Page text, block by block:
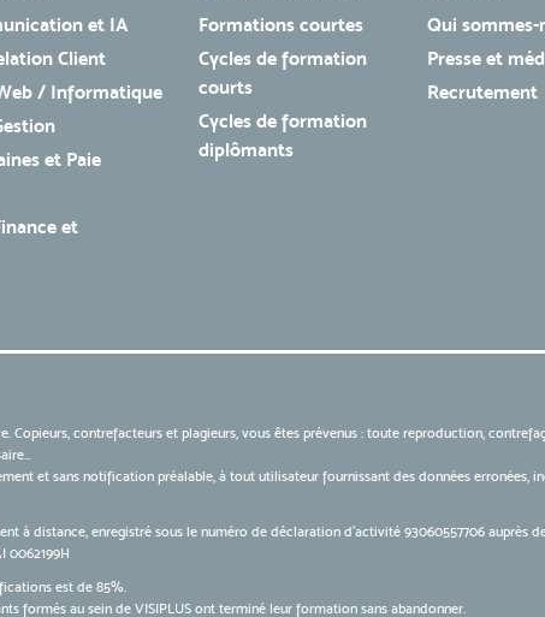
et IA
Client
/ Informatique
et Paie
et
Formations courtes
Cycles de formation
courts
Cycles de formation
diplômants
Qui sommes-
Presse et
Recrutement
Copieurs, contrefacteurs et plagieurs, vous êtes prévenus : toute reproduction,
et sans notification préalable, à tout utilisateur fournissant des données
à distance, enregistré sous le numéro de déclaration d’activité 93060557706 auprès
0062199H
est de 85%.
formés au sein de VISIPLUS ont terminé leur formation sans abandonner.